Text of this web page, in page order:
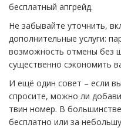
бесплатный апгрейд.
Не забывайте уточнить,
дополнительные услуги:
возможность отмены без
существенно сэкономить
И ещё один совет – если
спросите, можно ли
твин номер. В
бесплатно или за